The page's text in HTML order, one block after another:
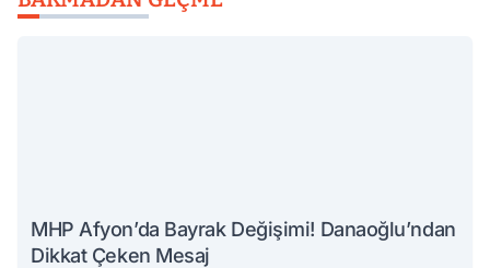
MHP Afyon’da Bayrak Değişimi! Danaoğlu’ndan
Dikkat Çeken Mesaj